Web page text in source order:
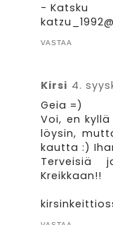
- Katsku
VASTAA
Kirsi 4.
Geia =)
Voi, en
löysin,
kautta :)
Terveisiä
Kreikkaan!!